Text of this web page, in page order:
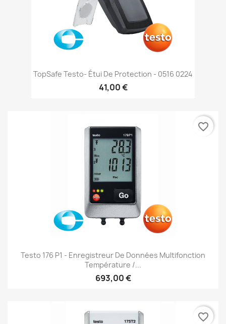
TopSafe Testo- Étui De Protection - 0516 0224
41,00 €
Testo 176 P1 - Enregistreur De Données Multifonction
Température /...
693,00 €
favorite_border
favorite_border